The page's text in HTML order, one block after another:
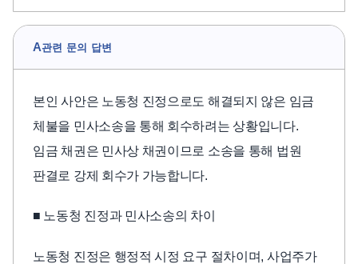
A관련 문의 답변
본인 사안은 노동청 진정으로도 해결되지 않은 임금
체불을 민사소송을 통해 회수하려는 상황입니다.
임금 채권은 민사상 채권이므로 소송을 통해 법원
판결로 강제 회수가 가능합니다.
■ 노동청 진정과 민사소송의 차이
노동청 진정은 행정적 시정 요구 절차이며, 사업주가